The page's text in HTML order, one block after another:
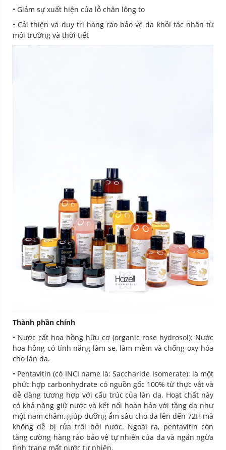
• Giảm sự xuất hiện của lỗ chân lông to
• Cải thiện và duy trì hàng rào bảo vệ da khỏi tác nhân từ
môi trường và thời tiết
Thành phần chính
• Nước cất hoa hồng hữu cơ (organic rose hydrosol): Nước
hoa hồng có tính năng làm se, làm mềm và chống oxy hóa
cho làn da.
• Pentavitin (có INCI name là: Saccharide Isomerate): là một
phức hợp carbonhydrate có nguồn gốc 100% từ thực vật và
dễ dàng tương hợp với cấu trúc của làn da. Hoạt chất này
có khả năng giữ nước và kết nối hoàn hảo với tầng da như
một nam châm, giúp dưỡng ẩm sâu cho da lên đến 72H mà
không dễ bị rửa trôi bởi nước. Ngoài ra, pentavitin còn
tăng cường hàng rào bảo vệ tự nhiên của da và ngăn ngừa
tình trạng mất nước tự nhiên.